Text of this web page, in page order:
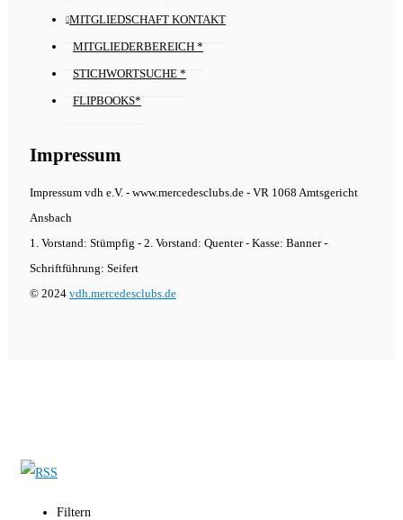
MITGLIEDSCHAFT KONTAKT
MITGLIEDERBEREICH *
STICHWORTSUCHE *
FLIPBOOKS*
Impressum
Impressum vdh e.V. - www.mercedesclubs.de - VR 1068 Amtsgericht
Ansbach
1. Vorstand: Stümpfig - 2. Vorstand: Quenter - Kasse: Banner -
Schriftführung: Seifert
© 2024 vdh.mercedesclubs.de
Filtern